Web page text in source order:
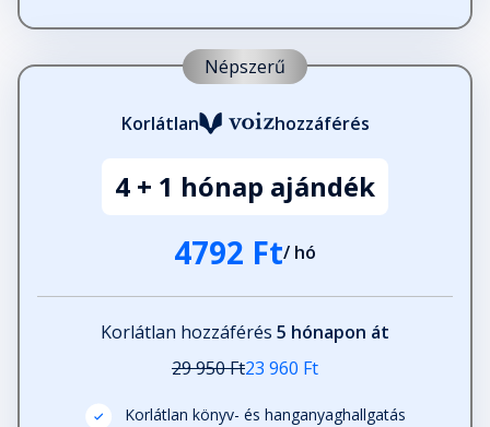
Népszerű
Korlátlan hozzáférés
4 + 1 hónap ajándék
4792 Ft/ hó
Korlátlan hozzáférés 5 hónapon át
29 950 Ft23 960 Ft
Korlátlan könyv- és hanganyaghallgatás